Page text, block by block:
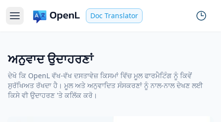
Doc Translator
ਅਨੁਵਾਦ ਉਦਾਹਰਣਾਂ
ਦੇਖੋ ਕਿ OpenL ਵੱਖ-ਵੱਖ ਦਸਤਾਵੇਜ਼ ਕਿਸਮਾਂ ਵਿੱਚ ਮੂਲ ਫਾਰਮੈਟਿੰਗ ਨੂੰ ਕਿਵੇਂ
ਸੁਰੱਖਿਅਤ ਰੱਖਦਾ ਹੈ। ਮੂਲ ਅਤੇ ਅਨੁਵਾਦਿਤ ਸੰਸਕਰਣਾਂ ਨੂੰ ਨਾਲ-ਨਾਲ ਦੇਖਣ ਲਈ
ਕਿਸੇ ਵੀ ਉਦਾਹਰਣ 'ਤੇ ਕਲਿੱਕ ਕਰੋ।